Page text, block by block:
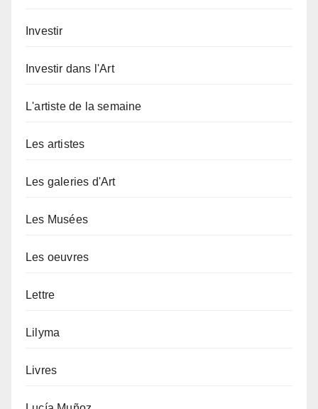
Investir
Investir dans l'Art
L'artiste de la semaine
Les artistes
Les galeries d'Art
Les Musées
Les oeuvres
Lettre
Lilyma
Livres